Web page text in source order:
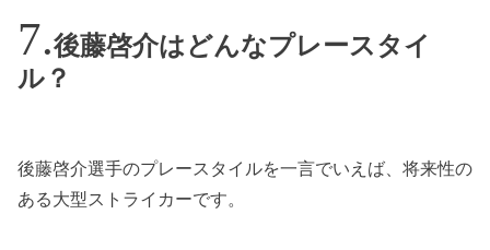
後藤啓介はどんなプレースタイ
ル？
後藤啓介選手のプレースタイルを一言でいえば、将来性の
ある大型ストライカーです。